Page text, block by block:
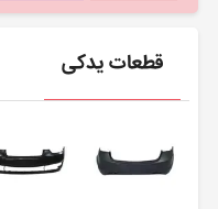
قطعات یدکی